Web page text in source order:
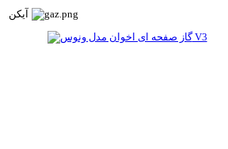
آیکن